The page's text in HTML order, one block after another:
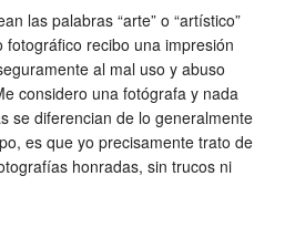
las palabras “arte” o “artístico”
recibo una impresión
al mal uso y abuso
considero una fotógrafa y nada
se diferencian de lo generalmente
es que yo precisamente trato de
honradas, sin trucos ni